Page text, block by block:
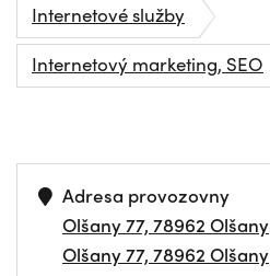
Internetové služby
Internetový marketing, SEO
Adresa provozovny
Olšany 77, 78962 Olšany
Olšany 77, 78962 Olšany